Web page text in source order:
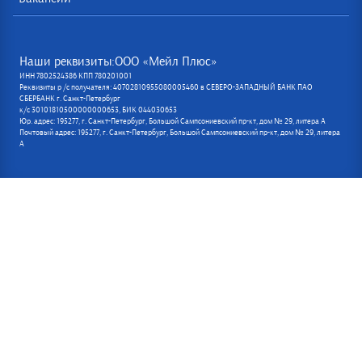
Наши реквизиты:ООО «Мейл Плюс»
ИНН 7802524386 КПП 780201001
Реквизиты р /с получателя: 40702810955080005460 в СЕВЕРО-ЗАПАДНЫЙ БАНК ПАО
СБЕРБАНК г. Санкт-Петербург
к/с 30101810500000000653, БИК 044030653
Юр. адрес: 195277, г. Санкт-Петербург, Большой Сампсониевский пр-кт, дом № 29, литера А
Почтовый адрес: 195277, г. Санкт-Петербург, Большой Сампсониевский пр-кт, дом № 29, литера
А